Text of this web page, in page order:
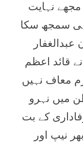
مجھے نہایت
سمجھ سکا
قائد اعظم
معاف نہیں
میں نہرو
کے بت
نیپ اور